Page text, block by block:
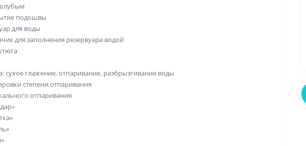
подошвы
для воды
для заполнения резервуара водой
сухое глажение, отпаривание, разбрызгивание воды
степени отпаривания
отпаривания